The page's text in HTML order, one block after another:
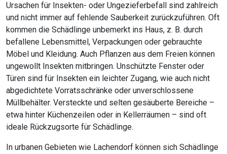
Ursachen für Insekten- oder Ungezieferbefall sind zahlreich
und nicht immer auf fehlende Sauberkeit zurückzuführen. Oft
kommen die Schädlinge unbemerkt ins Haus, z. B. durch
befallene Lebensmittel, Verpackungen oder gebrauchte
Möbel und Kleidung. Auch Pflanzen aus dem Freien können
ungewollt Insekten mitbringen. Unschützte Fenster oder
Türen sind für Insekten ein leichter Zugang, wie auch nicht
abgedichtete Vorratsschränke oder unverschlossene
Müllbehälter. Versteckte und selten gesäuberte Bereiche –
etwa hinter Küchenzeilen oder in Kellerräumen – sind oft
ideale Rückzugsorte für Schädlinge.
In urbanen Gebieten wie Lachendorf können sich Schädlinge